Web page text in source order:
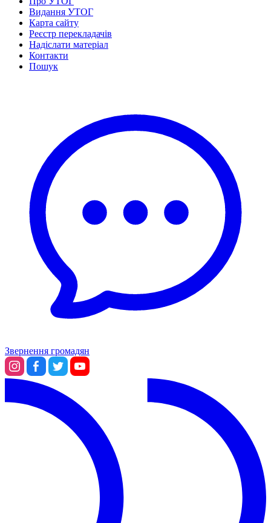
Видання УТОГ
Карта сайту
Реєстр перекладачів
Надіслати матеріал
Контакти
Пошук
Звернення громадян